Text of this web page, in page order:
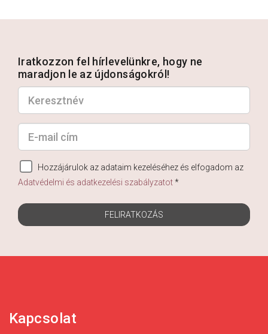
Iratkozzon fel hírlevelünkre, hogy ne
maradjon le az újdonságokról!
Hozzájárulok az adataim kezeléséhez és elfogadom az
Adatvédelmi és adatkezelési szabályzatot*
FELIRATKOZÁS
Kapcsolat